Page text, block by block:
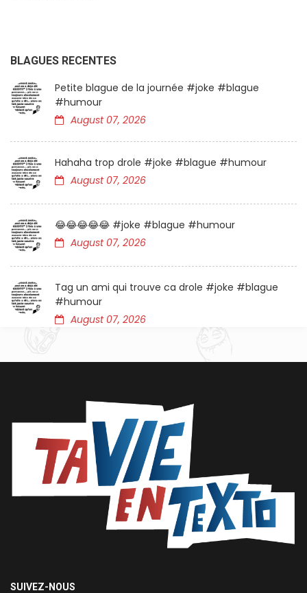
BLAGUES RECENTES
Petite blague de la journée #joke #blague
#humour
August 07, 2026
Hahaha trop drole #joke #blague #humour
August 07, 2026
😂😂😂😂😂 #joke #blague #humour
August 07, 2026
Tag un ami qui trouve ca drole #joke #blague
#humour
August 07, 2026
SUIVEZ-NOUS